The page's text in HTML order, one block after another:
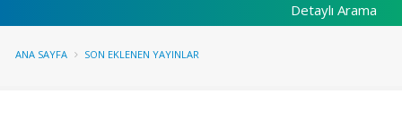
Detaylı Arama
ANA SAYFA SON EKLENEN YAYINLAR